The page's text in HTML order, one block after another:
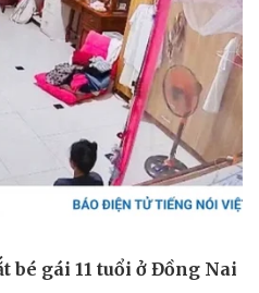
Quân sự - Quốc phòng
Vũ khí
Phân tích